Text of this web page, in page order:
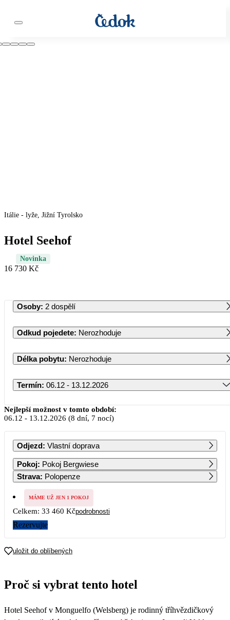
Itálie - lyže, Jižní Tyrolsko
Hotel Seehof
Novinka
16 730 Kč
Osoby: 2 dospělí
Odkud pojedete: Nerozhoduje
Délka pobytu: Nerozhoduje
Termín: 06.12 - 13.12.2026
Prosinec 2026
PO ÚT ST ČT PÁ SO NE
1 2 3 4 5 6
7 8 9 10 11 12 13
14 15 16
21 22 23 24 25 26 27
Nejlepší možnost v tomto období:
06.12 - 13.12.2026 (8 dní, 7 nocí)
Odjezd: Vlastní doprava
Pokoj: Pokoj Bergwiese
Strava: Polopenze
MÁME UŽ JEN 1 POKOJ
Celkem: 33 460 Kčpodrobnosti
Rezervujte
uložit do oblíbených
Proč si vybrat tento hotel
Hotel Seehof v Monguelfo (Welsberg) je rodinný tříhvězdičkový